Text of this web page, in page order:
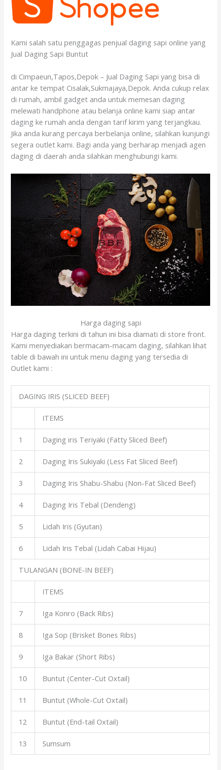
Kami salah satu penggagas penjual daging sapi online yang
Jual Daging Sapi Buntut
di Cimpaeun,Tapos,Depok – Jual Daging Sapi yang bisa di
antar ke tempat Cisalak,Sukmajaya,Depok. Anda cukup relax
di rumah, ambil gadget anda untuk memesan daging
melewati handphone atau belanja online kami siap antar
daging ke rumah anda dengan tarif kirim yang terjangkau.
Jika anda kurang percaya berbelanja online, silahkan kunjungi
segera outlet kami. Bagi anda yang berharap menjadi agen
daging di daerah anda silahkan menghubungi kami.
Harga daging sapi
Harga daging terkini di tahun ini bisa diamati di store front.
Kami menyediakan bermacam-macam daging, silahkan lihat
table di bawah ini untuk menu daging yang tersedia di
Outlet kami :
DAGING IRIS (SLICED BEEF)
ITEMS
1 Daging iris Teriyaki (Fatty Sliced Beef)
2 Daging Iris Sukiyaki (Less Fat Sliced Beef)
3 Daging Iris Shabu-Shabu (Non-Fat Sliced Beef)
4 Daging Iris Tebal (Dendeng)
5 Lidah Iris (Gyutan)
6 Lidah Iris Tebal (Lidah Cabai Hijau)
TULANGAN (BONE-IN BEEF)
ITEMS
7 Iga Konro (Back Ribs)
8 Iga Sop (Brisket Bones Ribs)
9 Iga Bakar (Short Ribs)
10 Buntut (Center-Cut Oxtail)
11 Buntut (Whole-Cut Oxtail)
12 Buntut (End-tail Oxtail)
13 Sumsum